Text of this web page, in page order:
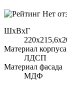
Нет
ШхВхГ
Материал корпуса
ЛДСП
Материал фасада
МДФ